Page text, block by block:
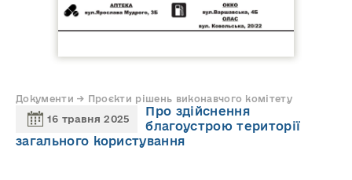
Документи → Проєкти рішень виконавчого комітету
16 травня 2025
Про здійснення
благоустрою території
загального користування